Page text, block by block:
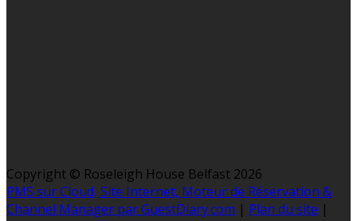
Copyright © Roseleigh House Belfast 2026
PMS sur Cloud, Site Internet, Moteur de Réservation &
Channel Manager par GuestDiary.com | Plan du site |